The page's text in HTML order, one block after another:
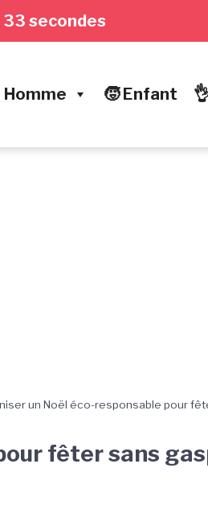
secondes
Homme 🧒 Enfant
un Noël éco-responsable pour
fêter sans